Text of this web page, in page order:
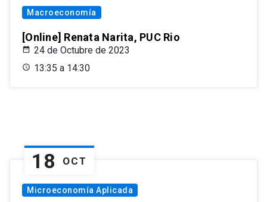
Macroeconomía
[Online] Renata Narita, PUC Rio
24 de Octubre de 2023
13:35 a 14:30
18 OCT
Microeconomía Aplicada